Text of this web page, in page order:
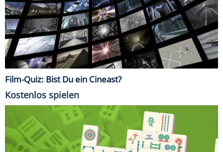
Film-Quiz: Bist Du ein Cineast?
Kostenlos spielen